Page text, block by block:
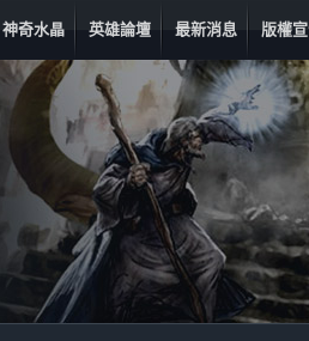
神奇水晶 英雄論壇 最新消息 版權